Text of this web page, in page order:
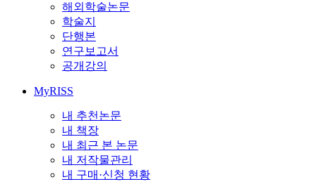
해외학술논문
학술지
단행본
연구보고서
공개강의
MyRISS
내 추천논문
내 책장
내 최근 본 논문
내 저작물관리
내 구매·신청 현황